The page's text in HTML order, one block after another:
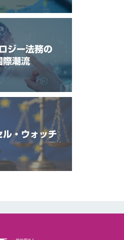
ジー法務の
際潮流
ル・ウォッチ